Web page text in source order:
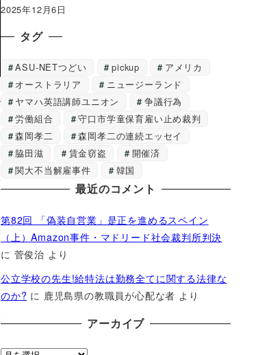
2025年12月6日
タグ
ASU-NETつどい pickup
アメリカ
オーストラリア
ニュージーランド
ヤマハ英語講師ユニオン
争議行為
労働組合
守口市学童保育雇い止め裁判
森岡孝二
森岡孝二の連続エッセイ
脇田滋
賃金窃盗
開催済
関大不当解雇事件
韓国
最近のコメント
第82回 「偽装自営業」是正を進めるスペイン
（上）Amazon事件・マドリード社会裁判所判決
に 菅俊治 より
公立学校の先生!給特法は勤務全てに関する法律な
のか? に 鹿児島県の教職員が心配な者 より
アーカイブ